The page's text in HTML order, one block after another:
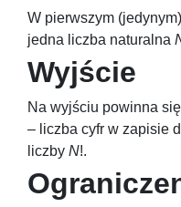
W pierwszym
jedna liczba naturalna
Wyjście
Na wyjściu powinna
– liczba cyfr w zapisie
liczby N!.